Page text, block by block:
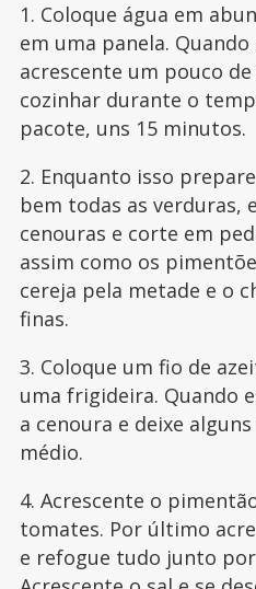
1. Coloque água em
em uma panela.
acrescente um pouco
cozinhar durante o
pacote, uns 15 minutos.
2. Enquanto isso
bem todas as verduras,
cenouras e corte em
assim como os
cereja pela metade e o
finas.
3. Coloque um fio de
uma frigideira. Quando
a cenoura e deixe
médio.
4. Acrescente o
tomates. Por último
e refogue tudo junto